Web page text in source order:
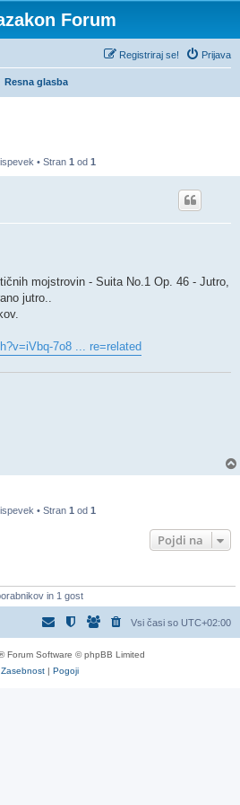
Forum
Prijava
Registriraj se!
Resna glasba
• Stran 1 od 1
mojstrovin - Suita No.1 Op. 46 - Jutro,
jutro..
7o8 ... re=related
• Stran 1 od 1
Pojdi na
in 1 gost
Vsi časi so UTC+02:00
Forum Software © phpBB Limited
Zasebnost| Pogoji